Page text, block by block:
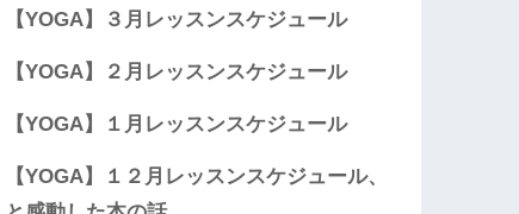
【YOGA】３月レッスンスケジュール
【YOGA】２月レッスンスケジュール
【YOGA】１月レッスンスケジュール
【YOGA】１２月レッスンスケジュール、